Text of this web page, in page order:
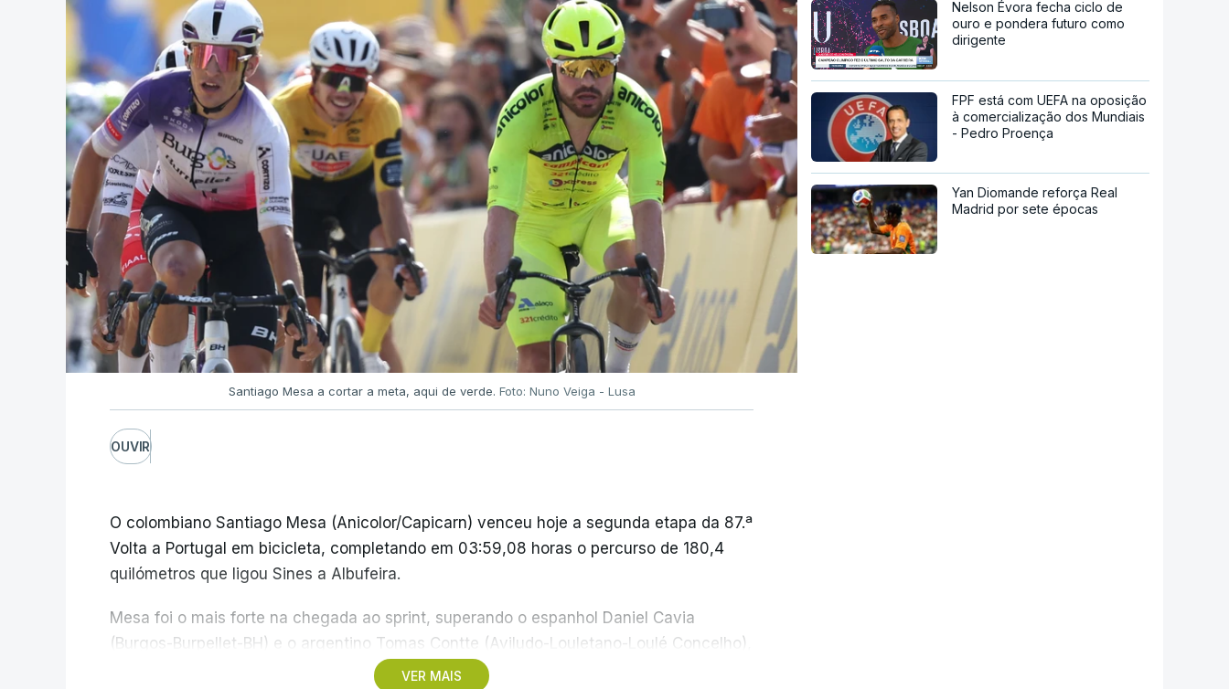
Santiago Mesa a cortar a meta, aqui de verde. Foto: Nuno Veiga - Lusa
OUVIR
VER MAIS
O colombiano Santiago Mesa (Anicolor/Capicarn) venceu hoje a segunda etapa da 87.ª
Volta a Portugal em bicicleta, completando em 03:59,08 horas o percurso de 180,4
quilómetros que ligou Sines a Albufeira.
Mesa foi o mais forte na chegada ao sprint, superando o espanhol Daniel Cavia
(Burgos-Burpellet-BH) e o argentino Tomas Contte (Aviludo-Louletano-Loulé Concelho),
segundo e terceiro classificados, respetivamente, enquanto o português Rui Oliveira
Nelson Évora fecha ciclo de
ouro e pondera futuro como
dirigente
FPF está com UEFA na oposição
à comercialização dos Mundiais
- Pedro Proença
Yan Diomande reforça Real
Madrid por sete épocas